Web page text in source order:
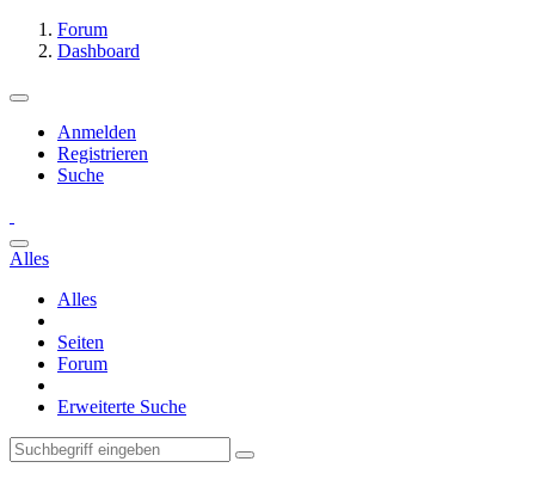
Forum
Dashboard
Anmelden
Registrieren
Suche
Alles
Alles
Seiten
Forum
Erweiterte Suche